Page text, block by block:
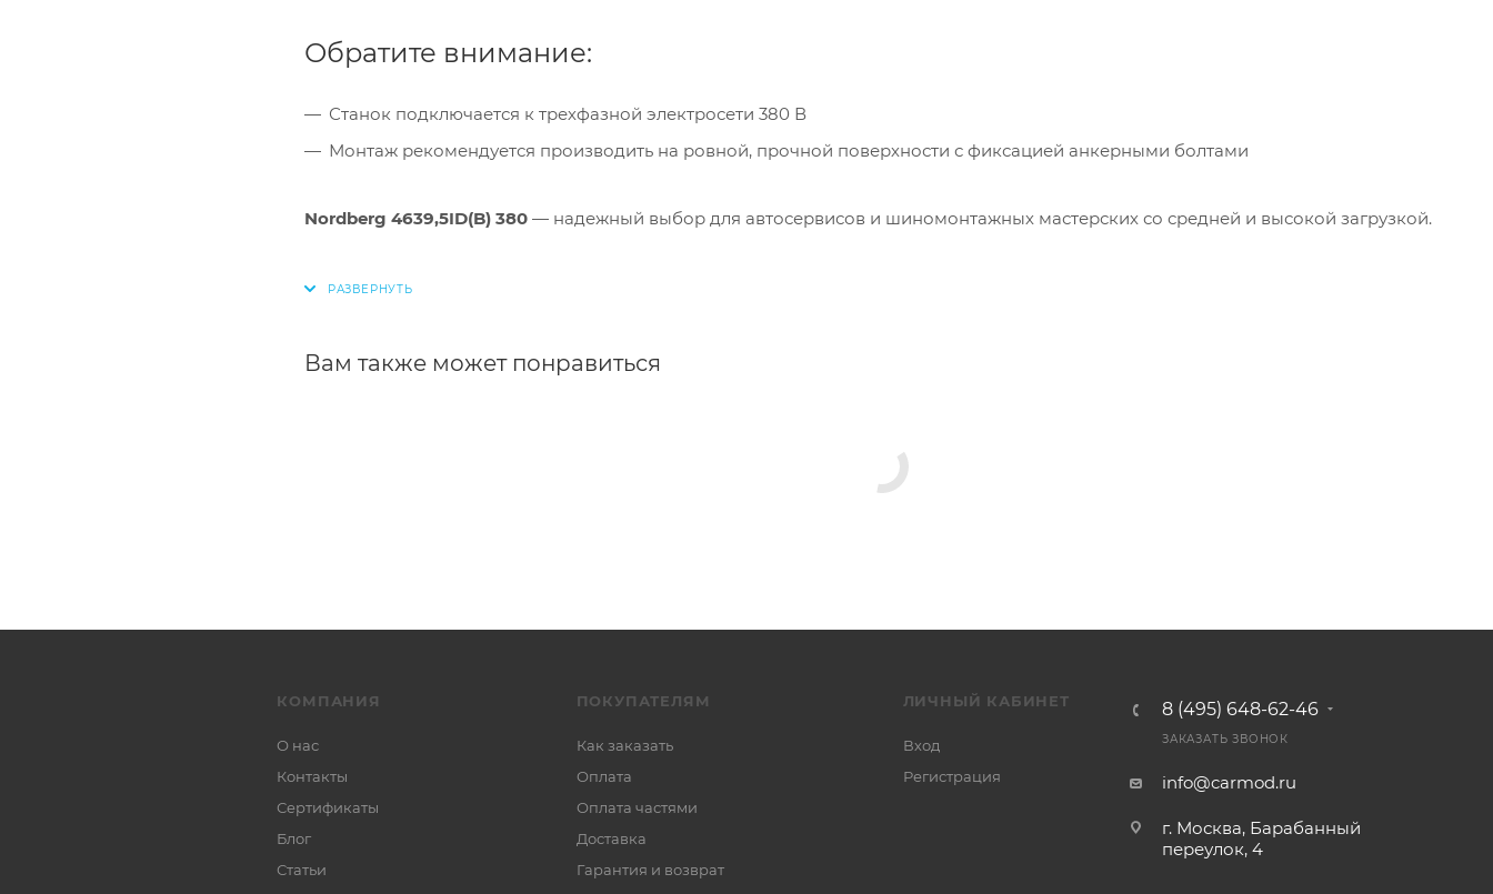
Обратите внимание:
Станок подключается к трехфазной электросети 380 В
Монтаж рекомендуется производить на ровной, прочной поверхности с фиксацией анкерными болтами
Nordberg 4639,5ID(B) 380 — надежный выбор для автосервисов и шиномонтажных мастерских со средней и высокой загрузкой.
Вам также может понравиться
КОМПАНИЯ
О нас
Контакты
Сертификаты
Блог
Статьи
ПОКУПАТЕЛЯМ
Как заказать
Оплата
Оплата частями
Доставка
Гарантия и возврат
ЛИЧНЫЙ КАБИНЕТ
Вход
Регистрация
8 (495) 648-62-46
ЗАКАЗАТЬ ЗВОНОК
info@carmod.ru
г. Москва, Барабанный
переулок, 4